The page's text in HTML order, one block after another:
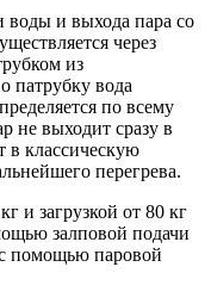
и выхода пара со
через
из
патрубку вода
по всему
не выходит сразу в
в классическую
перегрева.
и загрузкой от 80 кг
залповой подачи
помощью паровой